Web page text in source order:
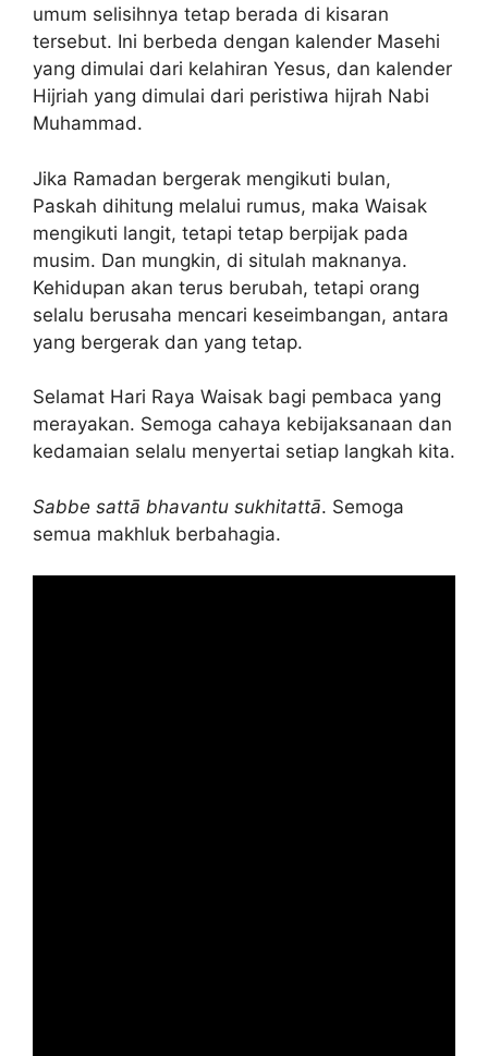
umum selisihnya tetap berada di kisaran
tersebut. Ini berbeda dengan kalender Masehi
yang dimulai dari kelahiran Yesus, dan kalender
Hijriah yang dimulai dari peristiwa hijrah Nabi
Muhammad.
Jika Ramadan bergerak mengikuti bulan,
Paskah dihitung melalui rumus, maka Waisak
mengikuti langit, tetapi tetap berpijak pada
musim. Dan mungkin, di situlah maknanya.
Kehidupan akan terus berubah, tetapi orang
selalu berusaha mencari keseimbangan, antara
yang bergerak dan yang tetap.
Selamat Hari Raya Waisak bagi pembaca yang
merayakan. Semoga cahaya kebijaksanaan dan
kedamaian selalu menyertai setiap langkah kita.
Sabbe sattā bhavantu sukhitattā. Semoga
semua makhluk berbahagia.